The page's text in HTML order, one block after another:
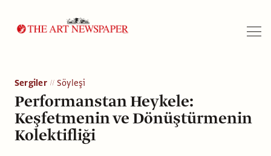
Sergiler Söyleşi
Performanstan Heykele:
Keşfetmenin ve Dönüştürmenin
Kolektifliği